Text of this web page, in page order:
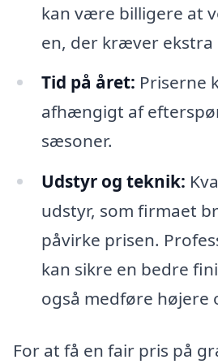
kan være billigere at
en, der kræver ekstra
Tid på året: Priserne
afhængigt af
sæsoner.
Udstyr og teknik:
udstyr, som firmaet
påvirke prisen.
kan sikre en bedre
også medføre højere
For at få en fair pris på